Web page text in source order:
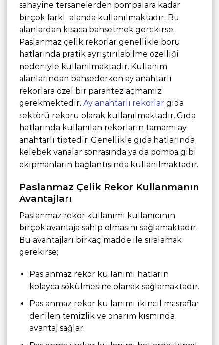
sanayine tersanelerden pompalara kadar
birçok farklı alanda kullanılmaktadır. Bu
alanlardan kısaca bahsetmek gerekirse.
Paslanmaz çelik rekorlar genellikle boru
hatlarında pratik ayrıştırılabilme özelliği
nedeniyle kullanılmaktadır. Kullanım
alanlarından bahsederken ay anahtarlı
rekorlara özel bir parantez açmamız
gerekmektedir. Ay anahtarlı rekorlar gıda
sektörü rekoru olarak kullanılmaktadır. Gıda
hatlarında kullanılan rekorların tamamı ay
anahtarlı tiptedir. Genellikle gıda hatlarında
kelebek vanalar sonrasında ya da pompa gibi
ekipmanların bağlantısında kullanılmaktadır.
Paslanmaz Çelik Rekor Kullanmanın
Avantajları
Paslanmaz rekor kullanımı kullanıcının
birçok avantaja sahip olmasını sağlamaktadır.
Bu avantajları birkaç madde ile sıralamak
gerekirse;
Paslanmaz rekor kullanımı hatların
kolayca sökülmesine olanak sağlamaktadır.
Paslanmaz rekor kullanımı ikincil masraflar
denilen temizlik ve onarım kısmında
avantaj sağlar.